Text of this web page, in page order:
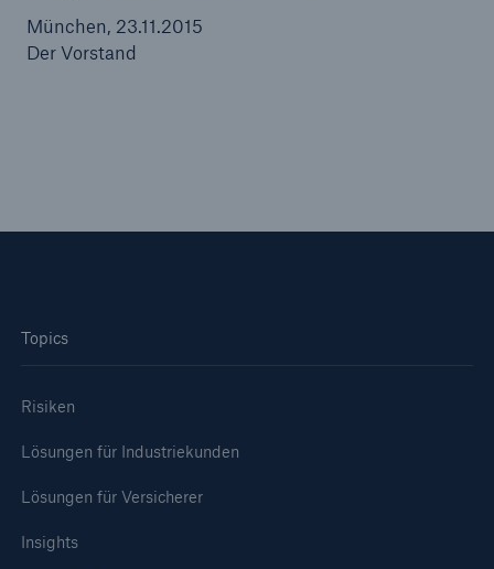
München, 23.11.2015
Der Vorstand
Topics
Risiken
Lösungen für Industriekunden
Lösungen für Versicherer
Insights